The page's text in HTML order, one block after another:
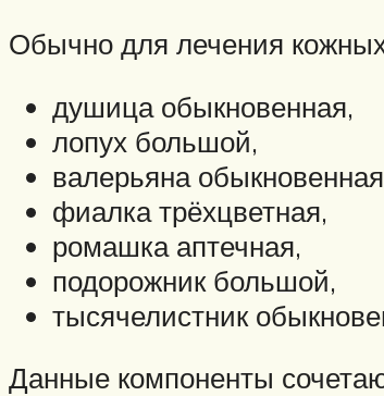
Обычно для лечения кожных
душица обыкновенная,
лопух большой,
валерьяна
фиалка трёхцветная,
ромашка аптечная,
подорожник большой,
тысячелистник
Данные компоненты